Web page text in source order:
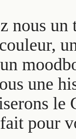
nous un
un
une
le
fait pour